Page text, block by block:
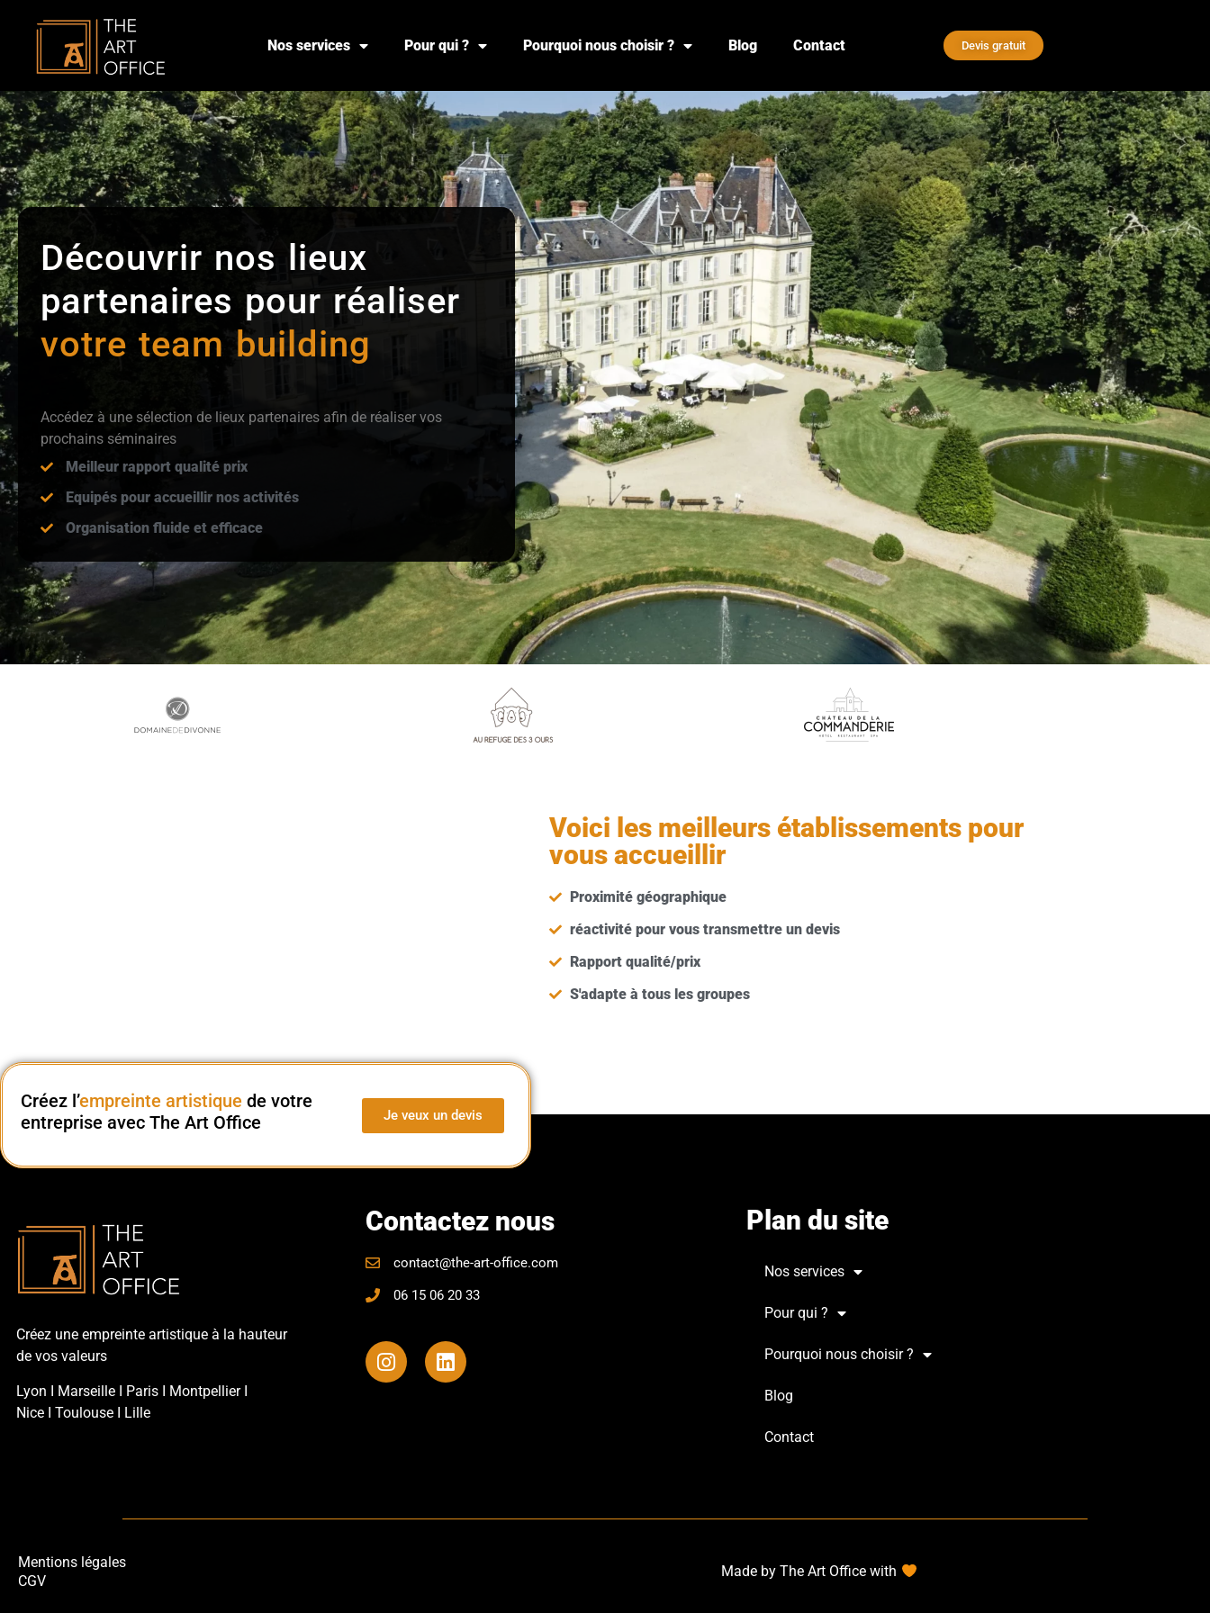
Nos services Pour qui ? Pourquoi nous choisir ? Blog Contact Devis gratuit
Découvrir nos lieux
partenaires pour réaliser
votre team building
Accédez à une sélection de lieux partenaires afin de réaliser vos
prochains séminaires
Meilleur rapport qualité prix
Equipés pour accueillir nos activités
Organisation fluide et efficace
Voici les meilleurs établissements pour
vous accueillir
Proximité géographique
réactivité pour vous transmettre un devis
Rapport qualité/prix
S'adapte à tous les groupes
Créez l’empreinte artistique de votre
entreprise avec The Art Office
Je veux un devis
Créez une empreinte artistique à la hauteur
de vos valeurs
Lyon Ι Marseille Ι Paris Ι MontpellierΙ
Nice Ι Toulouse Ι Lille
Contactez nous
contact@the-art-office.com
06 15 06 20 33
Plan du site
Nos services
Pour qui ?
Pourquoi nous choisir ?
Blog
Contact
Mentions légales
CGV
Made by The Art Office with